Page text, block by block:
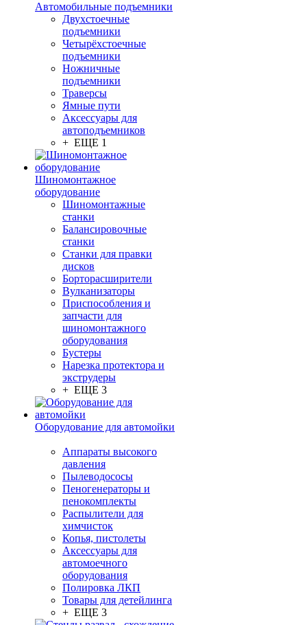
Автомобильные подъемники
Двухстоечные
подъемники
Четырёхстоечные
подъемники
Ножничные
подъемники
Траверсы
Ямные пути
Аксессуары для
автоподъемников
+ ЕЩЕ 1
Шиномонтажное
оборудование
Шиномонтажные
станки
Балансировочные
станки
Станки для правки
дисков
Борторасширители
Вулканизаторы
Приспособления и
запчасти для
шиномонтажного
оборудования
Бустеры
Нарезка протектора и
экструдеры
+ ЕЩЕ 3
Оборудование для автомойки
Аппараты высокого
давления
Пылеводососы
Пеногенераторы и
пенокомплекты
Распылители для
химчисток
Копья, пистолеты
Аксессуары для
автомоечного
оборудования
Полировка ЛКП
Товары для детейлинга
+ ЕЩЕ 3